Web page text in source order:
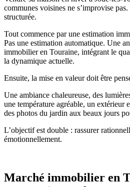
communes voisines ne s’improvise
structurée.
Tout commence par une estimation
Pas une estimation automatique. Une
immobilier en Touraine, intégrant le
la dynamique actuelle.
Ensuite, la mise en valeur doit être
Une ambiance chaleureuse, des
une température agréable, un extérieur
des photos du jardin aux beaux jours
L’objectif est double : rassurer
émotionnellement.
Marché immobilier en